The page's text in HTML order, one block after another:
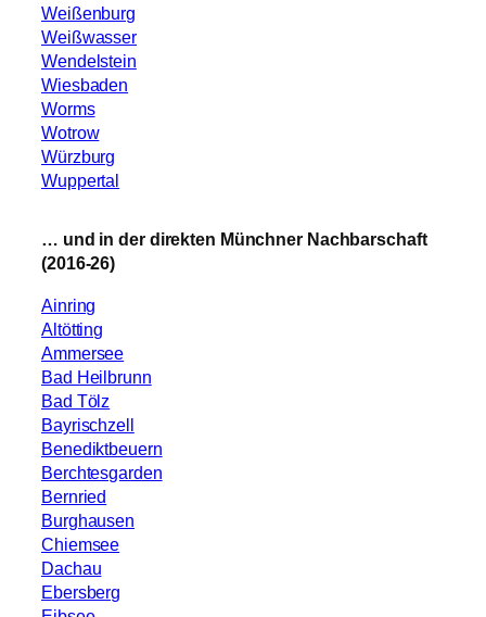
Weißenburg
Weißwasser
Wendelstein
Wiesbaden
Worms
Wotrow
Würzburg
Wuppertal
… und in der direkten Münchner Nachbarschaft
(2016-26)
Ainring
Altötting
Ammersee
Bad Heilbrunn
Bad Tölz
Bayrischzell
Benediktbeuern
Berchtesgarden
Bernried
Burghausen
Chiemsee
Dachau
Ebersberg